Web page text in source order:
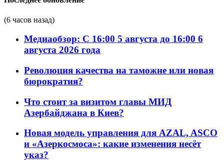
(6 часов назад)
Медиаобзор: С 16:00 5 августа до 16:00 6
августа 2026 года
Революция качества на таможне или новая
бюрократия?
Что стоит за визитом главы МИД
Азербайджана в Киев?
Новая модель управления для AZAL, ASCO
и «Азеркосмоса»: какие изменения несёт
указ?